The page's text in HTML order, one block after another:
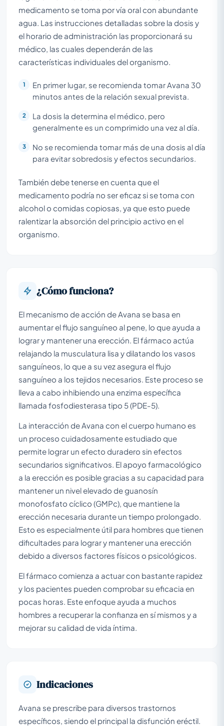
medicamento se toma por vía oral con abundante
agua. Las instrucciones detalladas sobre la dosis y
el horario de administración las proporcionará su
médico, las cuales dependerán de las
características individuales del organismo.
En primer lugar, se recomienda tomar Avana 30
minutos antes de la relación sexual prevista.
La dosis la determina el médico, pero
generalmente es un comprimido una vez al día.
No se recomienda tomar más de una dosis al día
para evitar sobredosis y efectos secundarios.
También debe tenerse en cuenta que el
medicamento podría no ser eficaz si se toma con
alcohol o comidas copiosas, ya que esto puede
ralentizar la absorción del principio activo en el
organismo.
¿Cómo funciona?
El mecanismo de acción de Avana se basa en
aumentar el flujo sanguíneo al pene, lo que ayuda a
lograr y mantener una erección. El fármaco actúa
relajando la musculatura lisa y dilatando los vasos
sanguíneos, lo que a su vez asegura el flujo
sanguíneo a los tejidos necesarios. Este proceso se
lleva a cabo inhibiendo una enzima específica
llamada fosfodiesterasa tipo 5 (PDE-5).
La interacción de Avana con el cuerpo humano es
un proceso cuidadosamente estudiado que
permite lograr un efecto duradero sin efectos
secundarios significativos. El apoyo farmacológico
a la erección es posible gracias a su capacidad para
mantener un nivel elevado de guanosín
monofosfato cíclico (GMPc), que mantiene la
erección necesaria durante un tiempo prolongado.
Esto es especialmente útil para hombres que tienen
dificultades para lograr y mantener una erección
debido a diversos factores físicos o psicológicos.
El fármaco comienza a actuar con bastante rapidez
y los pacientes pueden comprobar su eficacia en
pocas horas. Este enfoque ayuda a muchos
hombres a recuperar la confianza en sí mismos y a
mejorar su calidad de vida íntima.
Indicaciones
Avana se prescribe para diversos trastornos
específicos, siendo el principal la disfunción eréctil.